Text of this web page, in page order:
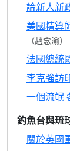
論新人新
美國精算
（趙念渝）
法國總統
李克強訪
一個流氓
釣魚台與琉
關於英國